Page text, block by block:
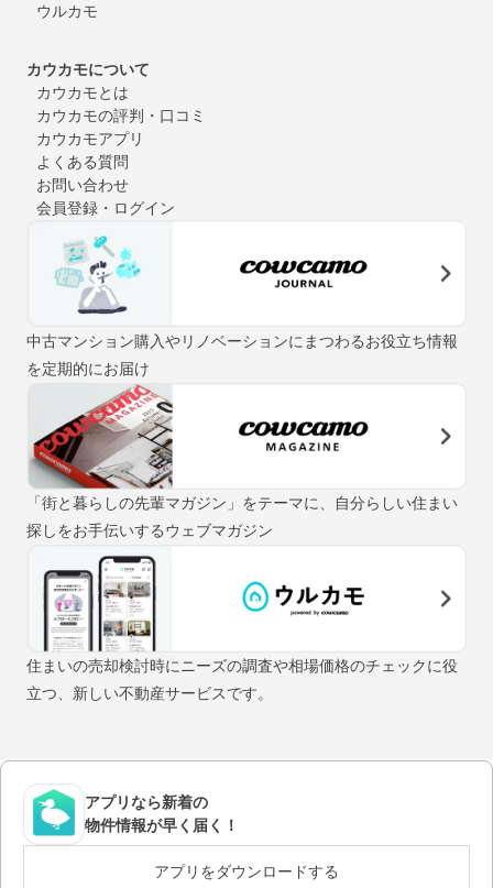
ウルカモ
カウカモについて
カウカモとは
カウカモの評判・口コミ
カウカモアプリ
よくある質問
お問い合わせ
会員登録・ログイン
中古マンション購入やリノベーションにまつわるお役立ち情報
を定期的にお届け
「街と暮らしの先輩マガジン」をテーマに、自分らしい住まい
探しをお手伝いするウェブマガジン
住まいの売却検討時にニーズの調査や相場価格のチェックに役
立つ、新しい不動産サービスです。
アプリなら新着の
物件情報が早く届く！
アプリをダウンロードする